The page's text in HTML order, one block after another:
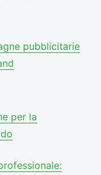
pubblicitarie
per la